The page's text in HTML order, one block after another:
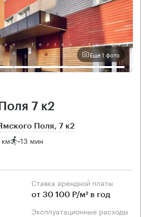
Еще 1 фото
7 к2
Поля, 7 к2
~13 мин
Ставка арендной платы
от 30 100 Р/м² в год
Эксплуатационные расходы